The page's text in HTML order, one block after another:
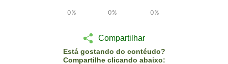
0% 0% 0%
Compartilhar
Está gostando do contéudo?
Compartilhe clicando abaixo: